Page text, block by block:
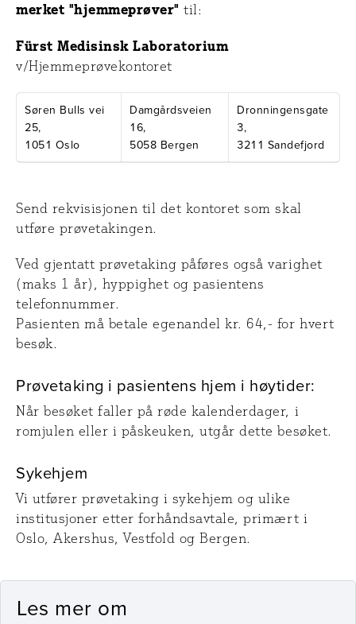
merket "hjemmeprøver" til:
Fürst Medisinsk Laboratorium
v/Hjemmeprøvekontoret
Søren Bulls vei
25,
1051 Oslo
Damgårdsveien
16,
5058 Bergen
Dronningensgate
3,
3211 Sandefjord
Send rekvisisjonen til det kontoret som skal
utføre prøvetakingen.
Ved gjentatt prøvetaking påføres også varighet
(maks 1 år), hyppighet og pasientens
telefonnummer.
Pasienten må betale egenandel kr. 64,- for hvert
besøk.
Prøvetaking i pasientens hjem i høytider:
Når besøket faller på røde kalenderdager, i
romjulen eller i påskeuken, utgår dette besøket.
Sykehjem
Vi utfører prøvetaking i sykehjem og ulike
institusjoner etter forhåndsavtale, primært i
Oslo, Akershus, Vestfold og Bergen.
Les mer om